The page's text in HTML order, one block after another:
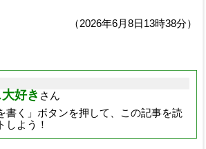
（2026年6月8日13時38分）
好き さん
書く」ボタンを押して、この記事を読
しよう！